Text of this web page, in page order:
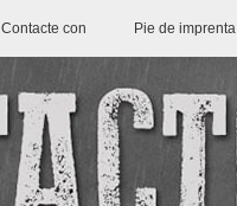
Contacte con Pie de imprenta